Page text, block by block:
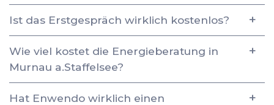
Ist das Erstgespräch wirklich kostenlos?
Wie viel kostet die Energieberatung in
Murnau a.Staffelsee?
Hat Enwendo wirklich einen